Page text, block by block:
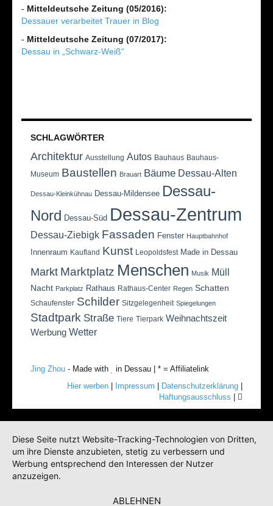
- Mitteldeutsche Zeitung (05/2016):
Dessauer verarbeitet Trauer in Blog
- Mitteldeutsche Zeitung (07/2017):
Dessau in „Schwarz-Weiß“
SCHLAGWÖRTER
Architektur Ausstellung Autos Bauhaus Bauhaus-
Museum Baustellen Brauart Bäume Dessau-Alten
Dessau-Kleinkühnau Dessau-Mildensee Dessau-
Nord Dessau-Süd Dessau-Zentrum
Dessau-Ziebigk Fassaden Fenster Hauptbahnhof
Innenraum Kaufland Kunst Leopoldsfest Made in Dessau
Markt Marktplatz Menschen Musik Müll
Nacht Parkplatz Rathaus Rathaus-Center Regen Schatten
Schaufenster Schilder Sitzgelegenheit Spiegelungen
Stadtpark Straße Tiere Tierpark Weihnachtszeit
Werbung Wetter
Jing Zhou - Made with
in Dessau | * = Affiliatelink
Hier werben
Impressum Datenschutzerklärung
Haftungsausschluss
Diese Seite nutzt Website-Tracking-Technologien von Dritten,
um ihre Dienste anzubieten, stetig zu verbessern und
Werbung entsprechend den Interessen der Nutzer
anzuzeigen.
ABLEHNEN